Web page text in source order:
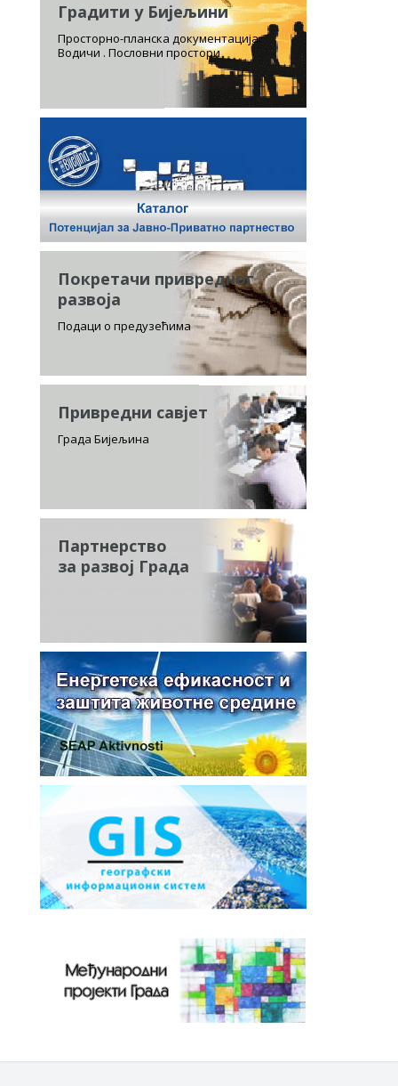
Градити у Бијељини
Просторно-планска документација.
Водичи . Пословни простори
Покретачи привредног
развоја
Подаци о предузећима
Привредни савјет
Града Бијељина
Партнерство
за развој Града